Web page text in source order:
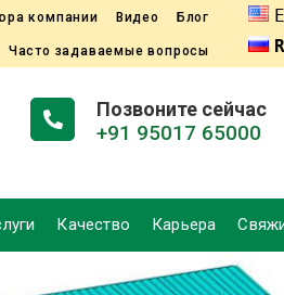
компании Видео Блог
Часто задаваемые вопросы
Позвоните сейчас
+91 95017 65000
Качество Карьера